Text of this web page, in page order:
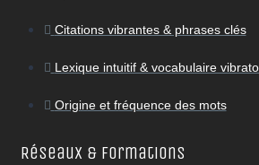
Citations vibrantes & phrases clés
Lexique intuitif & vocabulaire
Origine et fréquence des mots
Réseaux & Formations